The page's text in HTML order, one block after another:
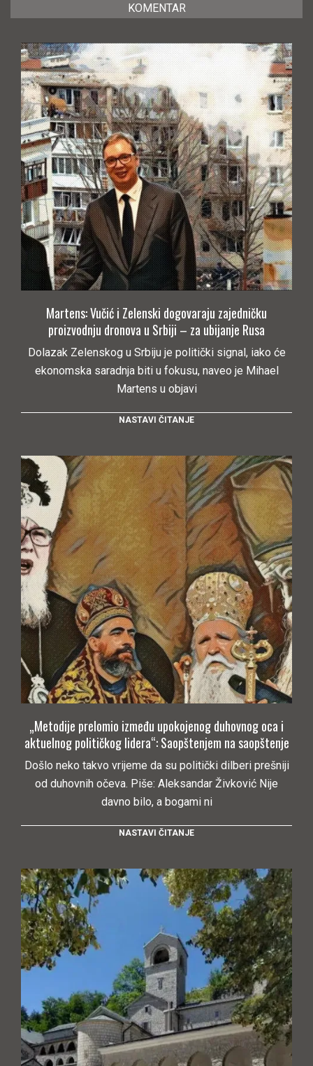
KOMENTAR
Martens: Vučić i Zelenski dogovaraju zajedničku
proizvodnju dronova u Srbiji – za ubijanje Rusa
Dolazak Zelenskog u Srbiju je politički signal, iako će
ekonomska saradnja biti u fokusu, naveo je Mihael
Martens u objavi
NASTAVI ČITANJE
„Metodije prelomio između upokojenog duhovnog oca i
aktuelnog političkog lidera“: Saopštenjem na saopštenje
Došlo neko takvo vrijeme da su politički dilberi prešniji
od duhovnih očeva. Piše: Aleksandar Živković Nije
davno bilo, a bogami ni
NASTAVI ČITANJE